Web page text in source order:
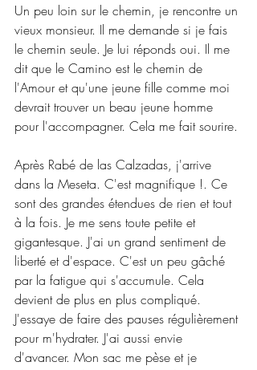
Un peu loin sur le chemin, je rencontre un
vieux monsieur. Il me demande si je fais
le chemin seule. Je lui réponds oui. Il me
dit que le Camino est le chemin de
l'Amour et qu'une jeune fille comme moi
devrait trouver un beau jeune homme
pour l'accompagner. Cela me fait sourire.
Après Rabé de las Calzadas, j'arrive
dans la Meseta. C'est magnifique !. Ce
sont des grandes étendues de rien et tout
à la fois. Je me sens toute petite et
gigantesque. J'ai un grand sentiment de
liberté et d'espace. C'est un peu gâché
par la fatigue qui s'accumule. Cela
devient de plus en plus compliqué.
J'essaye de faire des pauses régulièrement
pour m'hydrater. J'ai aussi envie
d'avancer. Mon sac me pèse et je